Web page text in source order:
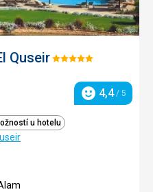
QuseirHodnocení:
Hodnocení
4,4/ 5
u hotelu